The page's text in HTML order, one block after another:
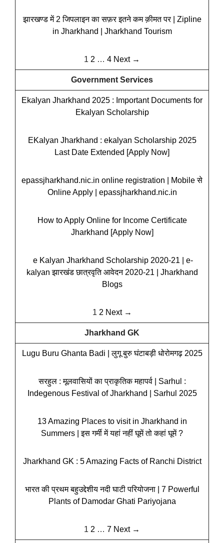
झारखण्ड में 2 जिपलाइन का सफ़र इतने कम क़ीमत पर | Zipline
in Jharkhand | Jharkhand Tourism
1 2 … 4 Next →
Government Services
Ekalyan Jharkhand 2025 : Important Documents for
Ekalyan Scholarship
EKalyan Jharkhand : ekalyan Scholarship 2025
Last Date Extended [Apply Now]
epassjharkhand.nic.in online registration | Mobile से
Online Apply | epassjharkhand.nic.in
How to Apply Online for Income Certificate
Jharkhand [Apply Now]
e Kalyan Jharkhand Scholarship 2020-21 | e-
kalyan झारखंड छात्रवृति आवेदन 2020-21 | Jharkhand
Blogs
1 2 Next →
Jharkhand GK
Lugu Buru Ghanta Badi | लुगू बुरु घंटाबड़ी धोरोमगढ़ 2025
सरहुल : मूलवासियों का प्राकृतिक महापर्व | Sarhul :
Indegenous Festival of Jharkhand | Sarhul 2025
13 Amazing Places to visit in Jharkhand in
Summers | इस गर्मी में यहां नहीं घूमें तो कहां घूमें ?
Jharkhand GK : 5 Amazing Facts of Ranchi District
भारत की प्रथम बहुउद्देशीय नदी घाटी परियोजना | 7 Powerful
Plants of Damodar Ghati Pariyojana
1 2 … 7 Next →